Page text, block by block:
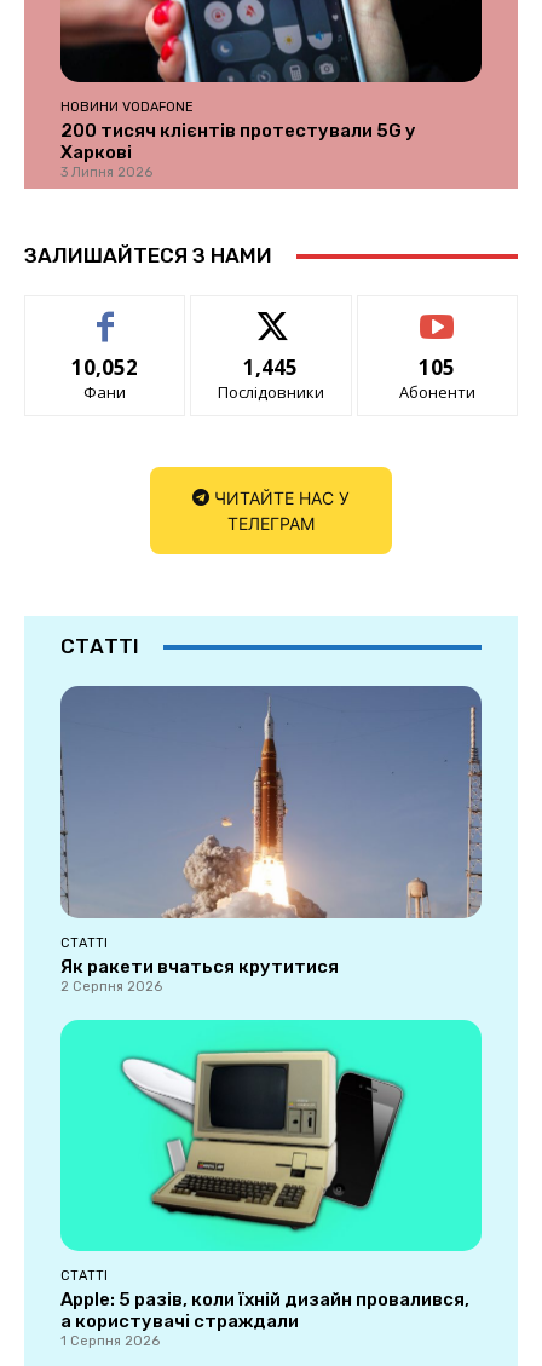
НОВИНИ VODAFONE
200 тисяч клієнтів протестували 5G у
Харкові
3 Липня 2026
ЗАЛИШАЙТЕСЯ З НАМИ
10,052
Фани
1,445
Послідовники
105
Абоненти
ЧИТАЙТЕ НАС У
ТЕЛЕГРАМ
СТАТТІ
СТАТТІ
Як ракети вчаться крутитися
2 Серпня 2026
СТАТТІ
Apple: 5 разів, коли їхній дизайн провалився,
а користувачі страждали
1 Серпня 2026